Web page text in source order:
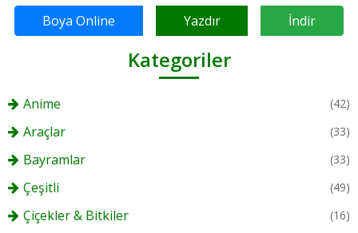
Boya Online Yazdır İndir
Kategoriler
Anime (42)
Araçlar (33)
Bayramlar (33)
Çeşitli (49)
Çiçekler & Bitkiler (16)